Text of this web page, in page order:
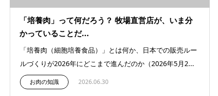
「培養肉」って何だろう？ 牧場直営店が、いま分
かっていることだ...
「培養肉（細胞培養食品）」とは何か、日本での販売ルー
ルづくりが2026年にどこまで進んだのか（2026年5月2...
お肉の知識 2026.06.30